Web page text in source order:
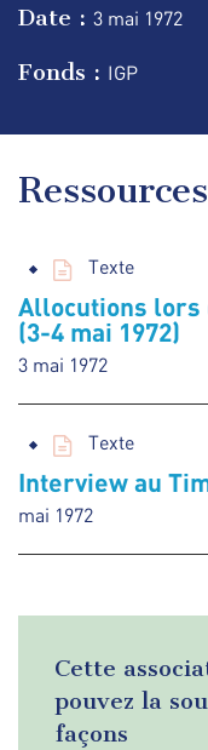
Date : 3 mai 1972
Fonds : IGP
Texte
Allocutions lors
(3-4 mai 1972)
3 mai 1972
Texte
Interview au
mai 1972
Cette
pouvez la
façons